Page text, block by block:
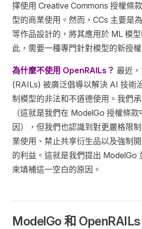
擇使用 Creative Commons 授權條
型的商業使用。然而，CCs 主要是
等作品設計的，將其應用於 ML 模
此，需要一種專門針對模型的新授權
為什麼不使用 OpenRAILs？ 最近
(RAILs) 被廣泛倡導以解決 AI 技術
制模型的非法和不道德使用。我們
（這就是我們在 ModelGo 授權條
因），但我們也認識到對更嚴格限
業使用、禁止共享衍生品以及強制
的利益。這就是我們提出 ModelGo
來填補這一空白的原因。
ModelGo 和